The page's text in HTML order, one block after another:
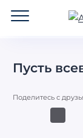
Пусть
Поделитесь с